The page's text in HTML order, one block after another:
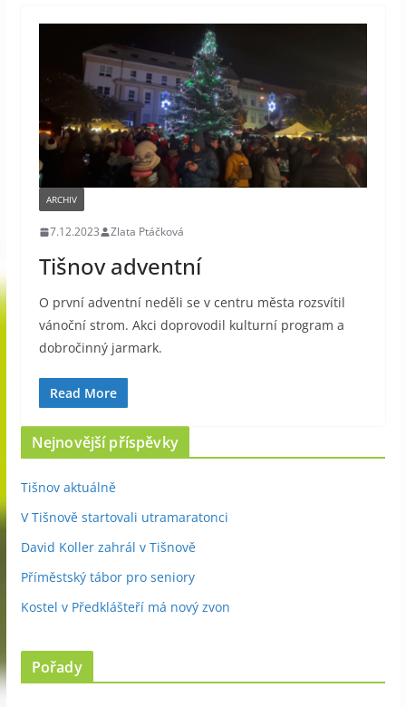
ARCHIV
7.12.2023 Zlata Ptáčková
Tišnov adventní
O první adventní neděli se v centru města rozsvítil
vánoční strom. Akci doprovodil kulturní program a
dobročinný jarmark.
Read More
Nejnovější příspěvky
Tišnov aktuálně
V Tišnově startovali utramaratonci
David Koller zahrál v Tišnově
Příměstský tábor pro seniory
Kostel v Předklášteří má nový zvon
Pořady